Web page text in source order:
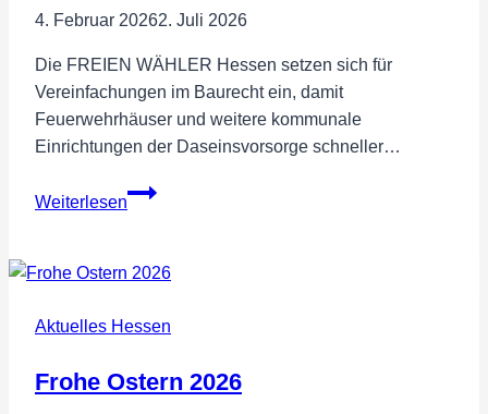
4. Februar 20262. Juli 2026
Die FREIEN WÄHLER Hessen setzen sich für
Vereinfachungen im Baurecht ein, damit
Feuerwehrhäuser und weitere kommunale
Einrichtungen der Daseinsvorsorge schneller…
Weiterlesen
Baurecht
und
Einrichtungen
Aktuelles Hessen
Frohe Ostern 2026